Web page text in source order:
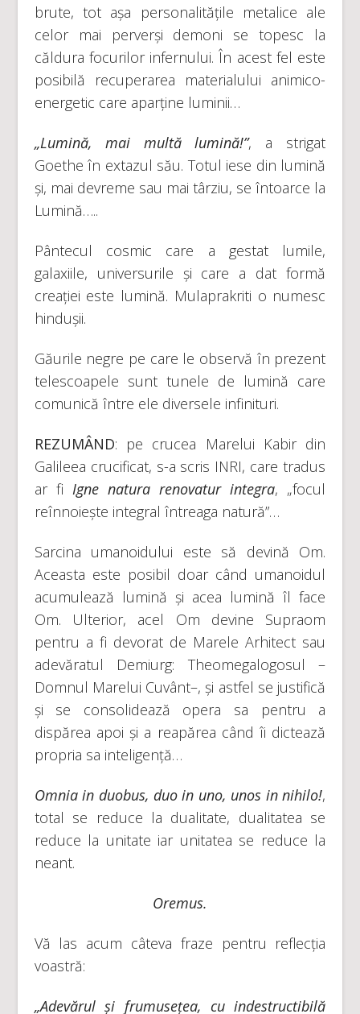
brute, tot așa personalitățile metalice ale
celor mai perverși demoni se topesc la
căldura focurilor infernului. În acest fel este
posibilă recuperarea materialului animico-
energetic care aparține luminii…
„Lumină, mai multă lumină!”, a strigat
Goethe în extazul său. Totul iese din lumină
și, mai devreme sau mai târziu, se întoarce la
Lumină…..
Pântecul cosmic care a gestat lumile,
galaxiile, universurile și care a dat formă
creației este lumină. Mulaprakriti o numesc
hindușii.
Găurile negre pe care le observă în prezent
telescoapele sunt tunele de lumină care
comunică între ele diversele infinituri.
REZUMÂND: pe crucea Marelui Kabir din
Galileea crucificat, s-a scris INRI, care tradus
ar fi Igne natura renovatur integra, „focul
reînnoiește integral întreaga natură”…
Sarcina umanoidului este să devină Om.
Aceasta este posibil doar când umanoidul
acumulează lumină și acea lumină îl face
Om. Ulterior, acel Om devine Supraom
pentru a fi devorat de Marele Arhitect sau
adevăratul Demiurg: Theomegalogosul ­–
Domnul Marelui Cuvânt–, și astfel se justifică
și se consolidează opera sa pentru a
dispărea apoi și a reapărea când îi dictează
propria sa inteligență…
Omnia in duobus, duo in uno, unos in nihilo!,
total se reduce la dualitate, dualitatea se
reduce la unitate iar unitatea se reduce la
neant.
Oremus.
Vă las acum câteva fraze pentru reflecția
voastră:
„Adevărul și frumusețea, cu indestructibilă